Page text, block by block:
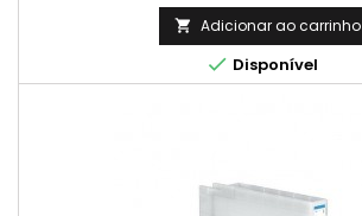
 Adicionar ao carrinho
 Disponível